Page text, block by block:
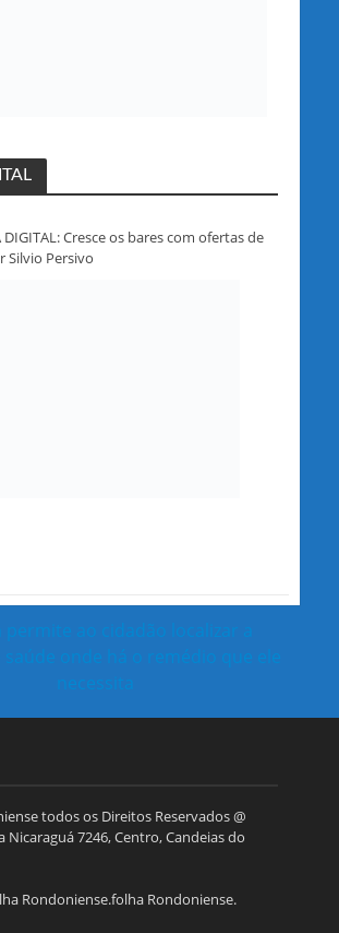
DIGITAL: Cresce os bares com ofertas de
Silvio Persivo
permite ao cidadão localizar a
saúde onde há o remédio que ele
necessita
todos os Direitos Reservados @
Nicaraguá 7246, Centro, Candeias do
Rondoniense.folha Rondoniense.